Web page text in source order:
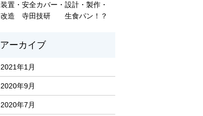
装置・安全カバー・設計・製作・
改造 寺田技研 生食パン！？
2021年1月
2020年9月
2020年7月